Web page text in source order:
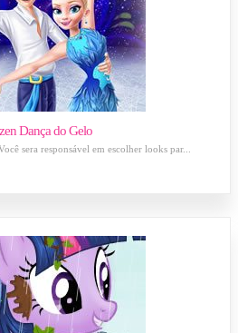
Dança do Gelo
sera responsável em escolher looks par...